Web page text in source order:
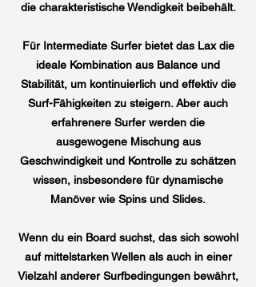
die charakteristische Wendigkeit beibehält.
Für Intermediate Surfer bietet das Lax die
ideale Kombination aus Balance und
Stabilität, um kontinuierlich und effektiv die
Surf-Fähigkeiten zu steigern. Aber auch
erfahrenere Surfer werden die
ausgewogene Mischung aus
Geschwindigkeit und Kontrolle zu schätzen
wissen, insbesondere für dynamische
Manöver wie Spins und Slides.
Wenn du ein Board suchst, das sich sowohl
auf mittelstarken Wellen als auch in einer
Vielzahl anderer Surfbedingungen bewährt,